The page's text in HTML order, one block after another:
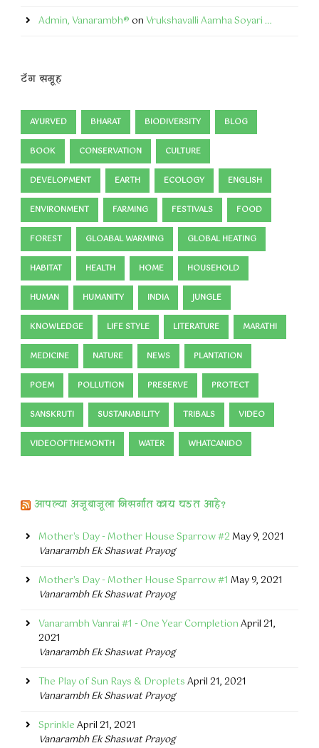
Admin, Vanarambh®on Vrukshavalli Aamha Soyari …
टॅग समूह
AYURVED BHARAT BIODIVERSITY BLOG
BOOK CONSERVATION CULTURE
DEVELOPMENT EARTH ECOLOGY ENGLISH
ENVIRONMENT FARMING FESTIVALS FOOD
FOREST GLOABAL WARMING GLOBAL HEATING
HABITAT HEALTH HOME HOUSEHOLD
HUMAN HUMANITY INDIA JUNGLE
KNOWLEDGE LIFE STYLE LITERATURE MARATHI
MEDICINE NATURE NEWS PLANTATION
POEM POLLUTION PRESERVE PROTECT
SANSKRUTI SUSTAINABILITY TRIBALS VIDEO
VIDEOOFTHEMONTH WATER WHATCANIDO
आपल्या अजूबाजूला निसर्गात काय घडत आहे?
Mother's Day - Mother House Sparrow #2May 9, 2021
Vanarambh Ek Shaswat Prayog
Mother's Day - Mother House Sparrow #1 May 9, 2021
Vanarambh Ek Shaswat Prayog
Vanarambh Vanrai #1 - One Year CompletionApril 21,
2021
Vanarambh Ek Shaswat Prayog
The Play of Sun Rays & DropletsApril 21, 2021
Vanarambh Ek Shaswat Prayog
SprinkleApril 21, 2021
Vanarambh Ek Shaswat Prayog